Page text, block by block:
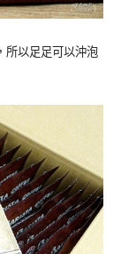
所以足足可以沖泡